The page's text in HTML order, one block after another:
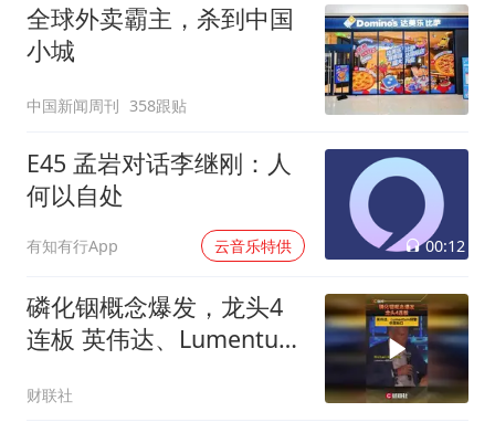
全球外卖霸主，杀到中国
小城
中国新闻周刊 358跟贴
E45 孟岩对话李继刚：人
何以自处
有知有行App 云音乐特供 00:12
磷化铟概念爆发，龙头4
连板 英伟达、Lumentum
财联社